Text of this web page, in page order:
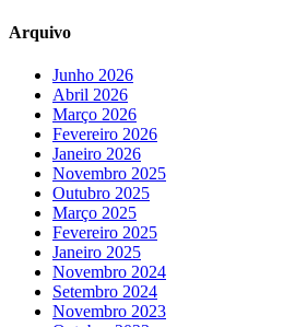
Arquivo
Junho 2026
Abril 2026
Março 2026
Fevereiro 2026
Janeiro 2026
Novembro 2025
Outubro 2025
Março 2025
Fevereiro 2025
Janeiro 2025
Novembro 2024
Setembro 2024
Novembro 2023